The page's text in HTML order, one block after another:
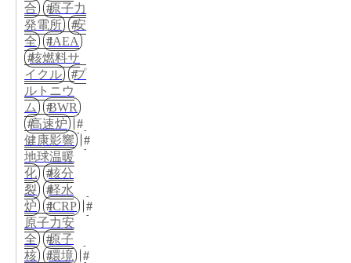
合
原子力
発電所
安
全
IAEA
核燃料サ
イクル
プ
ルトニウ
ム
BWR
高速炉
健康影響
地球温暖
化
核分
裂
軽水
炉
ICRP
原子力安
全
原子
核
環境